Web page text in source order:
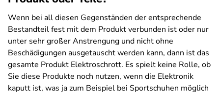
Wenn bei all diesen Gegenständen der entsprechende
Bestandteil fest mit dem Produkt verbunden ist oder nur
unter sehr großer Anstrengung und nicht ohne
Beschädigungen ausgetauscht werden kann, dann ist das
gesamte Produkt Elektroschrott. Es spielt keine Rolle, ob
Sie diese Produkte noch nutzen, wenn die Elektronik
kaputt ist, was ja zum Beispiel bei Sportschuhen möglich